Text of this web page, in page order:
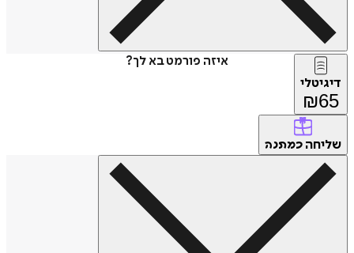
איזה פורמט בא לך?
דיגיטלי
₪65
שליחה כמתנה